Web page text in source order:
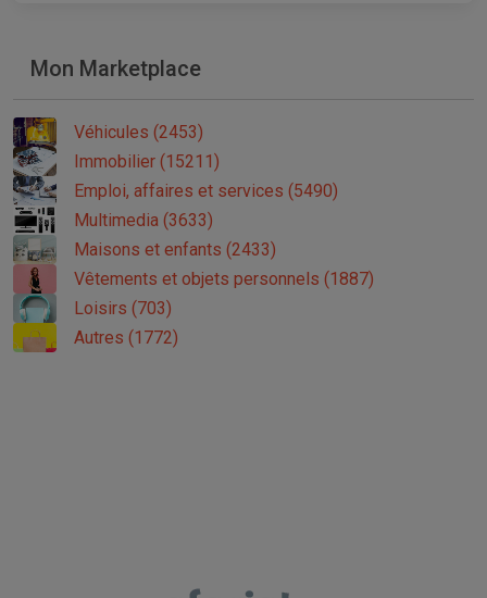
Mon Marketplace
Véhicules (2453)
Immobilier (15211)
Emploi, affaires et services (5490)
Multimedia (3633)
Maisons et enfants (2433)
Vêtements et objets personnels (1887)
Loisirs (703)
Autres (1772)